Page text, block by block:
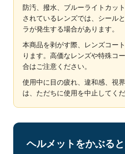
防汚、撥水、ブルーライトカッ
されているレンズでは、シール
ラが発生する場合があります。
本商品を剥がす際、レンズコー
ります。高価なレンズや特殊コ
合はご注意ください。
使用中に目の疲れ、違和感、視
は、ただちに使用を中止してくだ
ヘルメットをかぶると